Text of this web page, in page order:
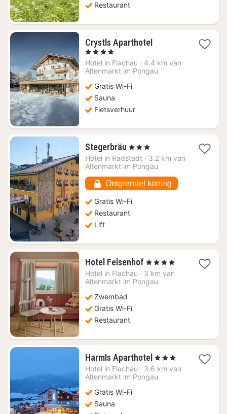
Restaurant
Crystls Aparthotel1
vanaf
€
, 4 Sterren
Hotel in Flachau · 4.4 km van
Altenmarkt im Pongau
Gratis Wi-Fi
Sauna
Fietsverhuur
Stegerbräu 1
nacht
vanaf
95,09
, 3 Sterren
Hotel in Radstadt · 3.2 km van
Altenmarkt im Pongau
Ontgrendel korting
Gratis Wi-Fi
Restaurant
Lift
Hotel Felsenhof 1
nacht
vanaf
€
, 4 Sterren
Hotel in Flachau · 3 km van
Altenmarkt im Pongau
Zwembad
Gratis Wi-Fi
Restaurant
Harmls Aparthotel 1
nacht
vanaf
, 3 Sterren
Hotel in Flachau · 3.6 km van
Altenmarkt im Pongau
Gratis Wi-Fi
Sauna